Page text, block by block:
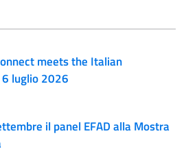
meets the Italian
luglio 2026
il panel EFAD alla Mostra